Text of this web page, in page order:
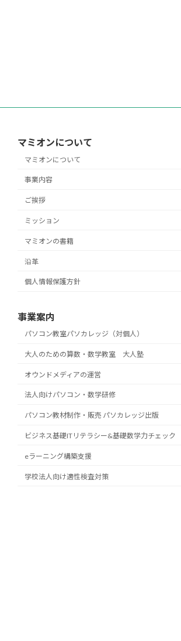
マミオンについて
マミオンについて
事業内容
ご挨拶
ミッション
マミオンの書籍
沿革
個人情報保護方針
事業案内
パソコン教室パソカレッジ（対個人）
大人のための算数・数学教室 大人塾
オウンドメディアの運営
法人向けパソコン・数学研修
パソコン教材制作・販売 パソカレッジ出版
ビジネス基礎ITリテラシー&基礎数学力チェック
eラーニング構築支援
学校法人向け適性検査対策